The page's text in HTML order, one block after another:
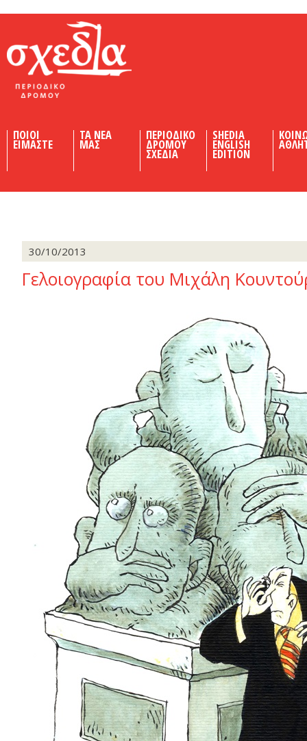
ΠΟΙΟΙ
ΕΙΜΑΣΤΕ
ΤΑ ΝΕΑ
ΜΑΣ
ΠΕΡΙΟΔΙΚΟ
ΔΡΟΜΟΥ
ΣΧΕΔΙΑ
SHEDIA
ENGLISH
EDITION
30/10/2013
Γελοιογραφία του Μιχάλη